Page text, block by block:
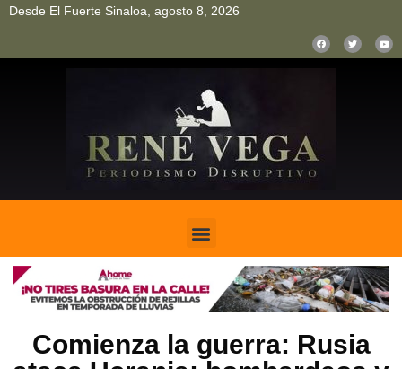
Desde El Fuerte Sinaloa, agosto 8, 2026
Comienza la guerra: Rusia